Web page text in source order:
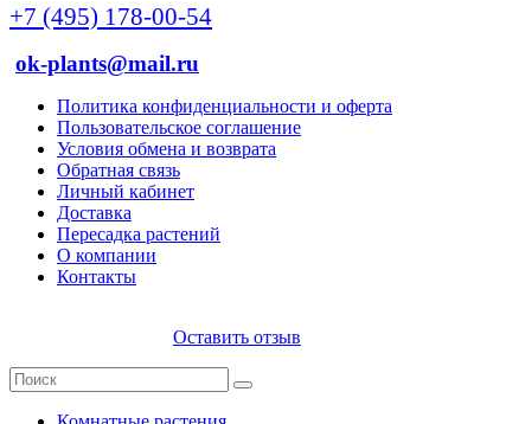
+7 (495) 178-00-54
ok-plants@mail.ru
Политика конфиденциальности и оферта
Пользовательское соглашение
Условия обмена и возврата
Обратная связь
Личный кабинет
Доставка
Пересадка растений
О компании
Контакты
Оставить отзыв